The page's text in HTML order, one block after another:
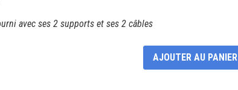
avec ses 2 supports et ses 2 câbles
AJOUTER AU PANIER